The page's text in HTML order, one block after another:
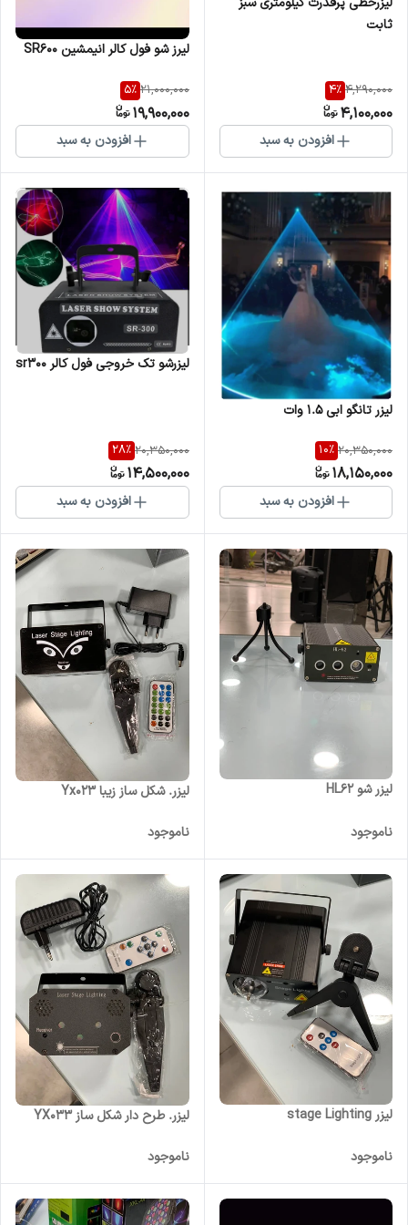
ثابت
4,290,000
4%
4,100,000
افزودن به سبد
لیرز شو فول کالر انیمشین SR600
21,000,000
5%
19,900,000
افزودن به سبد
لیزر تانگو ابی ۱.۵ وات
20,350,000
10%
18,150,000
افزودن به سبد
لیزرشو تک خروجی فول کالر sr300
20,350,000
28%
14,500,000
افزودن به سبد
لیزر شو HL62
ناموجود
لیزر. شکل ساز زیبا Yx023
ناموجود
لیزر stage Lighting
ناموجود
لیزر. طرح دار شکل ساز YX033
ناموجود